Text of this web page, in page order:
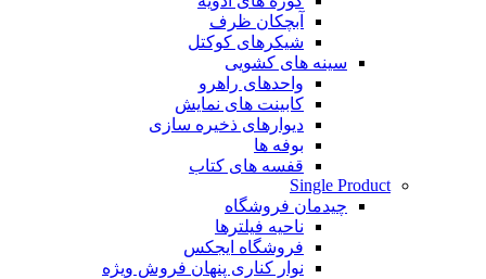
آبچکان ظرف
شیکرهای کوکتل
سینه های کشویی
واحدهای راهرو
کابینت های نمایش
دیوارهای ذخیره سازی
بوفه ها
قفسه های کتاب
Single Product
چیدمان فروشگاه
ناحیه فیلترها
فروشگاه ایجکس
نوار کناری پنهان فروش ویژه